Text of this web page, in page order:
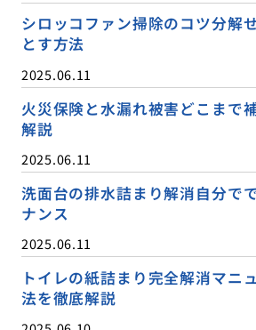
シロッコファン掃除のコツ分解
とす方法
2025.06.11
火災保険と水漏れ被害どこまで
解説
2025.06.11
洗面台の排水詰まり解消自分で
ナンス
2025.06.11
トイレの紙詰まり完全解消マニ
法を徹底解説